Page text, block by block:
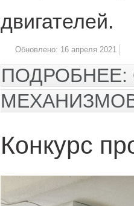
двигателей.
Обновлено: 16 апреля 2021
ПОДРОБНЕЕ:
Конкурс